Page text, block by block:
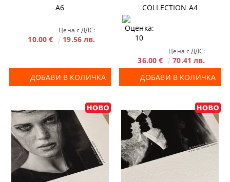
А6
Цена с ДДС:
10.00 € 19.56 лв.
ДОБАВИ В КОЛИЧКА
COLLECTION A4
Цена с ДДС:
36.00 €
70.41 лв.
ДОБАВИ В КОЛИЧКА